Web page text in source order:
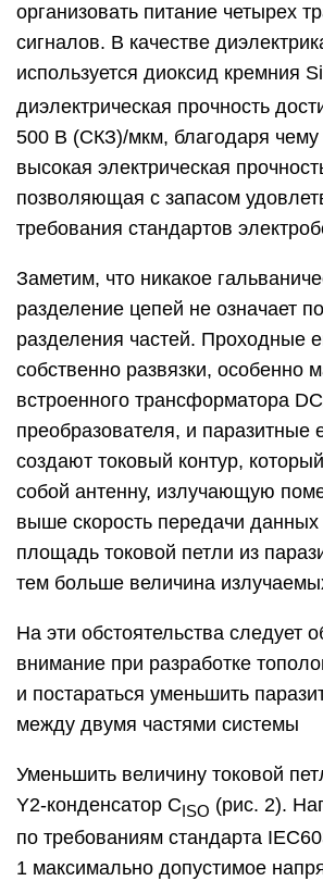
организовать питание четырех
сигналов. В качестве
используется диоксид кремния
диэлектрическая прочность
500 В (СКЗ)/мкм, благодаря чему
высокая электрическая
позволяющая с запасом
требования стандартов
Заметим, что никакое
разделение цепей не означает
разделения частей. Проходные
собственно развязки, особенно
встроенного трансформатора
преобразователя, и паразитные
создают токовый контур,
собой антенну, излучающую
выше скорость передачи
площадь токовой петли из
тем больше величина
На эти обстоятельства следует
внимание при разработке
и постараться уменьшить
между двумя частями системы
Уменьшить величину токовой
Y2‑конденсатор СISO (рис. 2).
по требованиям стандарта
1 максимально допустимое